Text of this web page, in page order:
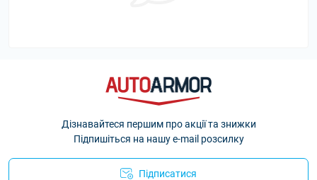
Дізнавайтеся першим про акції та знижки
Підпишіться на нашу e-mail розсилку
Підписатися